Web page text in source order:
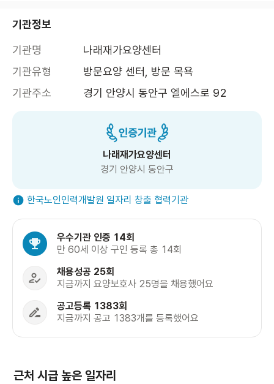
기관정보
기관명
나래재가요양센터
기관유형
방문요양 센터, 방문 목욕
기관주소
경기 안양시 동안구 엘에스로 92
나래재가요양센터
경기 안양시 동안구
한국노인인력개발원 일자리 창출 협력기관
우수기관 인증 14회
만 60세 이상 구인 등록 총 14회
채용성공 25회
지금까지 요양보호사 25명을 채용했어요
공고등록 1383회
지금까지 공고 1383개를 등록했어요
근처 시급 높은 일자리